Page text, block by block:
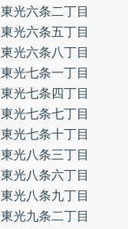
東光六条二丁目
東光六条五丁目
東光六条八丁目
東光七条一丁目
東光七条四丁目
東光七条七丁目
東光七条十丁目
東光八条三丁目
東光八条六丁目
東光八条九丁目
東光九条二丁目